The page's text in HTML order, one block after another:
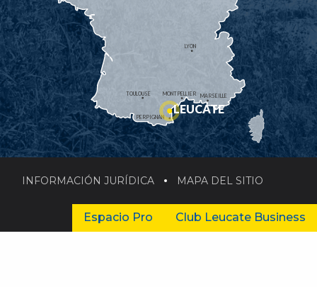
MONTPELLIER
PERPIGNAN
MARSEILLE
TOULOUSE
LYON
LEUCATE
INFORMACIÓN JURÍDICA MAPA DEL SITIO
Espacio Pro Club Leucate Business